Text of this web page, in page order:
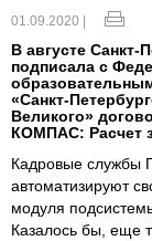
01.09.2020 |
В августе
подписала с
«Санкт-
Великого»
КОМПАС: Расчет
Кадровые службы
автоматизируют
модуля
Казалось бы, еще